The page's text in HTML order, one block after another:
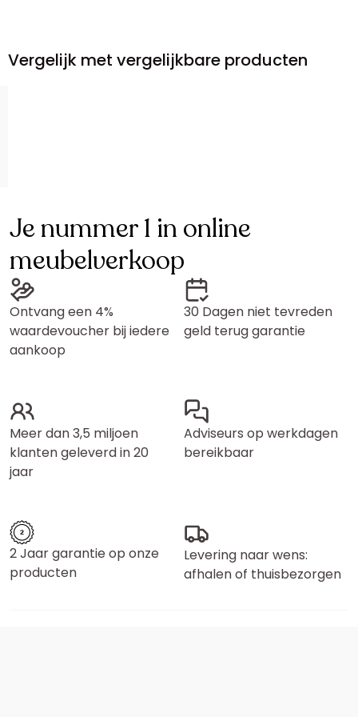
Vergelijk met vergelijkbare producten
Je nummer 1 in online
meubelverkoop
Ontvang een 4%
waardevoucher bij iedere
aankoop
30 Dagen niet tevreden
geld terug garantie
Meer dan 3,5 miljoen
klanten geleverd in 20
jaar
Adviseurs op werkdagen
bereikbaar
2 Jaar garantie op onze
producten
Levering naar wens:
afhalen of thuisbezorgen